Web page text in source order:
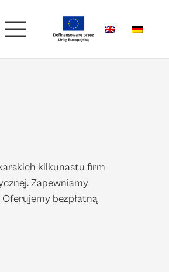
kilkunastu firm
Zapewniamy
bezpłatną